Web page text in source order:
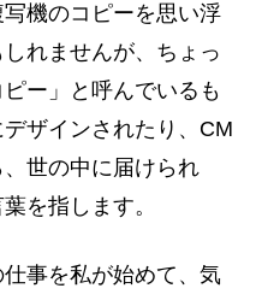
機のコピーを思い浮
れませんが、ちょっ
ー」と呼んでいるも
ザインされたり、CM
世の中に届けられ
を指します。
事を私が始めて、気